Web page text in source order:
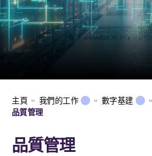
主頁 我們的工作 數字基建
品質管理
品質管理